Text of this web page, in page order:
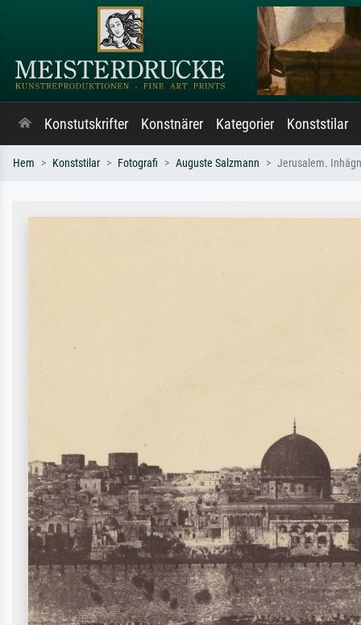
Konstutskrifter Konstnärer Kategorier Konststilar
Hem Konststilar Fotografi Auguste Salzmann Jerusalem.